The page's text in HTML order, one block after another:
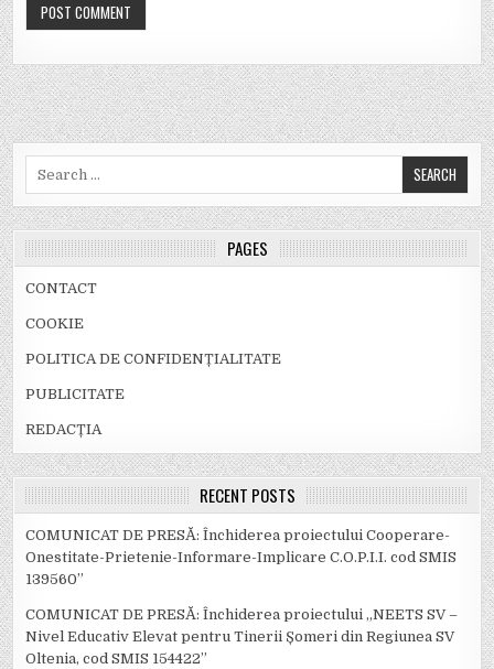
PAGES
CONTACT
COOKIE
POLITICA DE CONFIDENȚIALITATE
PUBLICITATE
REDACȚIA
RECENT POSTS
COMUNICAT DE PRESĂ: Închiderea proiectului Cooperare-
Onestitate-Prietenie-Informare-Implicare C.O.P.I.I. cod SMIS
139560”
COMUNICAT DE PRESĂ: Închiderea proiectului „NEETS SV –
Nivel Educativ Elevat pentru Tinerii Șomeri din Regiunea SV
Oltenia, cod SMIS 154422”